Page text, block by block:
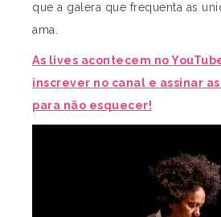
que a galera que frequenta as
ama.
As lives acontecem no
inscrever no canal e assinar
para não esquecer!